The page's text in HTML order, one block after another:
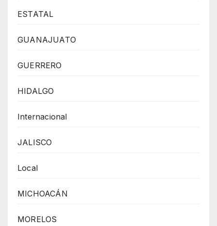
ESTATAL
GUANAJUATO
GUERRERO
HIDALGO
Internacional
JALISCO
Local
MICHOACÁN
MORELOS